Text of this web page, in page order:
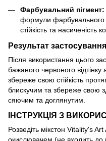
Фарбувальний пігмент:
формули фарбувального
стійкість та насиченість
Результат
Після використання цього
бажаного червоного
збереже свою стійкість
блискучим та збереже свою
сяючим та доглянутим.
ІНСТРУКЦІЯ З
Розведіть мікстон Vitality's